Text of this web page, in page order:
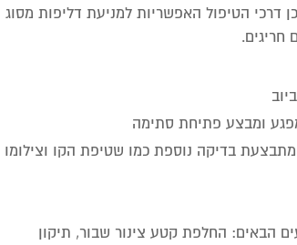
דרכי הטיפול האפשריות למניעת דליפות מסוג
חריגים.
ומבצע פתיחת סתימה
בדיקה נוספת כמו שטיפת הקו וצילומו
הבאים: החלפת קטע צינור שבור, תיקון